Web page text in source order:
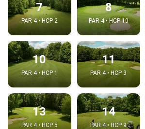
7
PAR 4 • HCP 2
8
PAR 4 • HCP 10
10
PAR 4 • HCP 1
11
PAR 4 • HCP 3
13
PAR 4 • HCP 5
14
PAR 4 • HCP 9